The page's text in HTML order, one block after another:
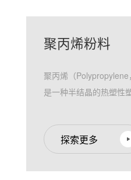
聚丙烯粉料
聚丙烯（Polypropylene
是一种半结晶的热塑性
种有机溶剂和酸碱腐蚀
广泛的应用，是平常常
料之一。主要用于各种
维的生产，用于生产聚
探索更多